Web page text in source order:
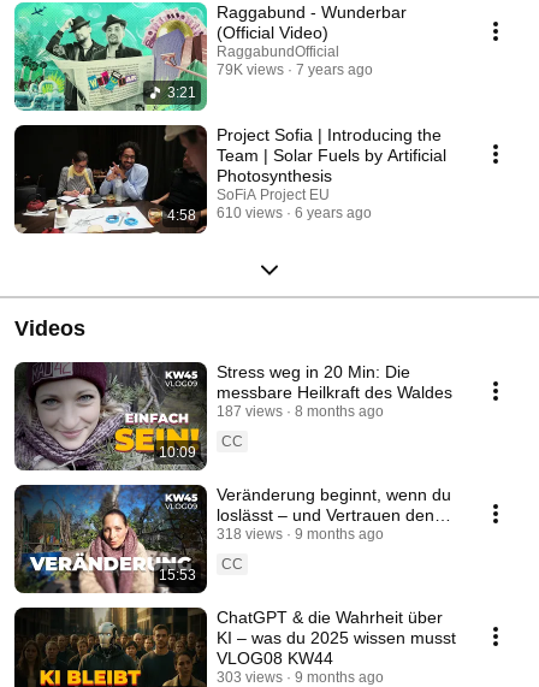
3:21
Raggabund - Wunderbar
(Official Video)
RaggabundOfficial
79K views
7 years ago
4:58
Project Sofia | Introducing the
Team | Solar Fuels by Artificial
Photosynthesis
SoFiA Project EU
610 views
6 years ago
Videos
10:09
Stress weg in 20 Min: Die
messbare Heilkraft des Waldes
187 views
8 months ago
CC
15:53
Veränderung beginnt, wenn du
loslässt – und Vertrauen den
Platz der Angst einnimmt.
318 views
9 months ago
CC
ChatGPT & die Wahrheit über
KI – was du 2025 wissen musst
VLOG08 KW44
303 views 9 months ago